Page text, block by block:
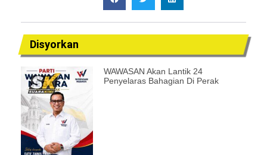
Disyorkan
WAWASAN Akan Lantik 24
Penyelaras Bahagian Di Perak